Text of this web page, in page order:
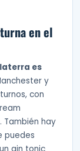
en el
es
y
con
También hay
puedes